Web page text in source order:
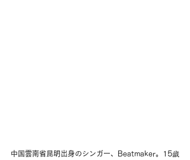
中国雲南省昆明出身のシンガー、Beatmaker。15歲